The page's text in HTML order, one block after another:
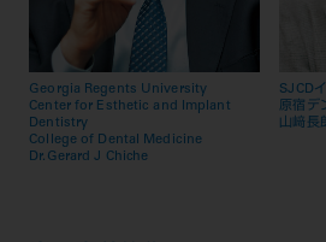
Georgia Regents University
Center for Esthetic and Implant
Dentistry
College of Dental Medicine
Dr.Gerard J Chiche
SJCD
原宿デ
山﨑長
企業情報
個人情報保護方針 特定商取引に